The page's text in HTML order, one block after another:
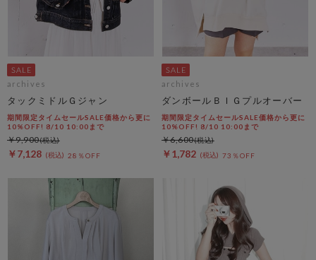
archives
タックミドルＧジャン
期間限定タイムセールSALE価格から更に
10%OFF! 8/10 10:00まで
￥7,128 28％OFF
￥9,900
archives
ダンボールＢＩＧプルオーバー
期間限定タイムセールSALE価格から更に
10%OFF! 8/10 10:00まで
￥1,782 73％OFF
￥6,600